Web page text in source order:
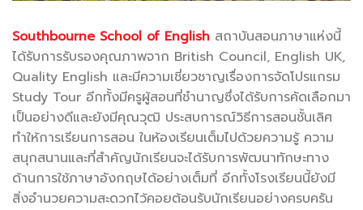
Southbourne School of English สถาบันสอนภาษาแห่งนี้
ได้รับการรับรองคุณภาพจาก British Council, English UK,
Quality English และมีความเชี่ยวชาญเรื่องการจัดโปรแกรม
Study Tour อีกทั้งมีครูผู้สอนที่ชำนาญซึ่งได้รับการคัดเลือกมา
เป็นอย่างดีและยังมีคุณวุฒิ ประสบการณ์วิธีการสอนชั้นเลิศ
ทำให้การเรียนการสอน ในห้องเรียนเต็มไปด้วยความรู้ ความ
สนุกสนานและที่สำคัญนักเรียนจะได้รับการพัฒนาทักษะทาง
ด้านการใช้ภาษาอังกฤษได้อย่างเต็มที่ อีกทั้งโรงเรียนนี้ยังมี
สิ่งอำนวยความสะดวกไว้คอยต้อนรับนักเรียนอย่างครบครัน